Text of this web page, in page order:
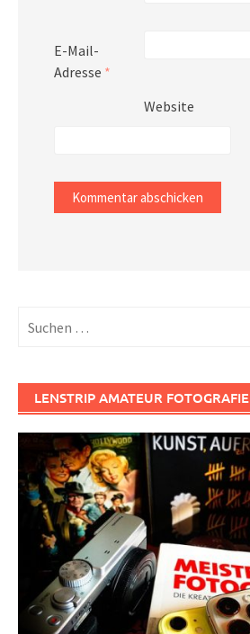
E-Mail-
Adresse *
Website
nach:
LENSTRIP AMATEUR FOTOGRAFIE